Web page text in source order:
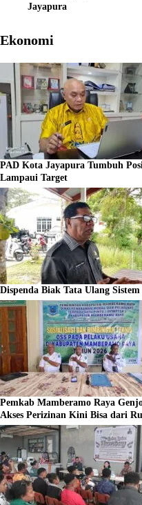
Jayapura
Ekonomi
PAD Kota Jayapura Tumbuh
Lampaui Target
Dispenda Biak Tata Ulang
Pemkab Mamberamo Raya
Akses Perizinan Kini Bisa dari